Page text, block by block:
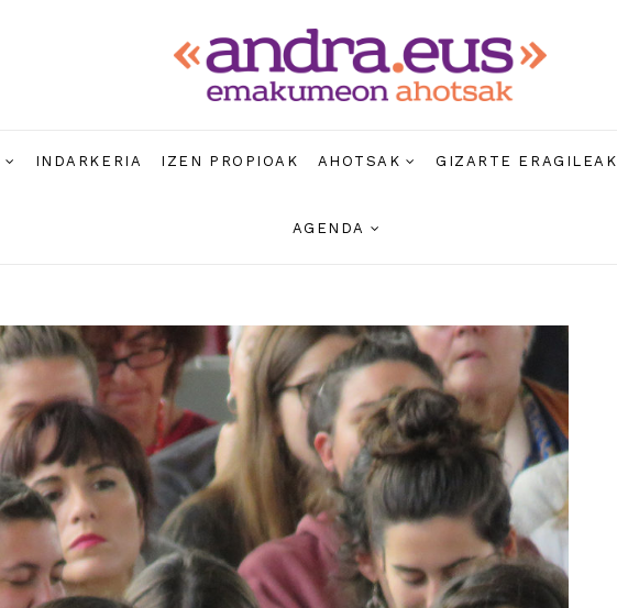
INDARKERIA IZEN PROPIOAK AHOTSAK GIZARTE ERAGILEAK
AGENDA